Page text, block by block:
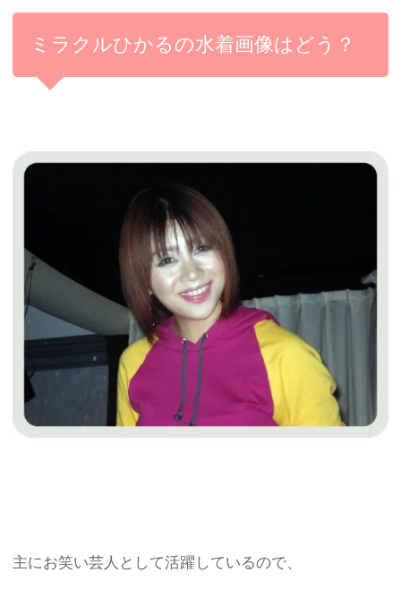
ミラクルひかるの水着画像はどう？
主にお笑い芸人として活躍しているので、